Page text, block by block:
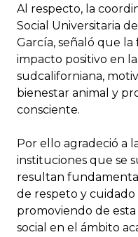
Al respecto, la
Social Universitaria
García, señaló que
impacto positivo en
sudcaliforniana,
bienestar animal y
consciente.
Por ello agradeció a
instituciones que se
resultan
de respeto y cuidado
promoviendo de
social en el ámbito